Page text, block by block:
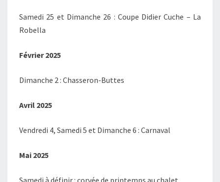
Samedi 25 et Dimanche 26 : Coupe Didier Cuche – La
Robella
Février 2025
Dimanche 2 : Chasseron-Buttes
Avril 2025
Vendredi 4, Samedi 5 et Dimanche 6 : Carnaval
Mai 2025
Samedi à définir : corvée de printemps au chalet